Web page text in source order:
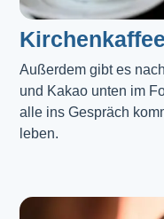
Kirchenkaffee
Außerdem gibt es
und Kakao unten im
alle ins Gespräch
leben.